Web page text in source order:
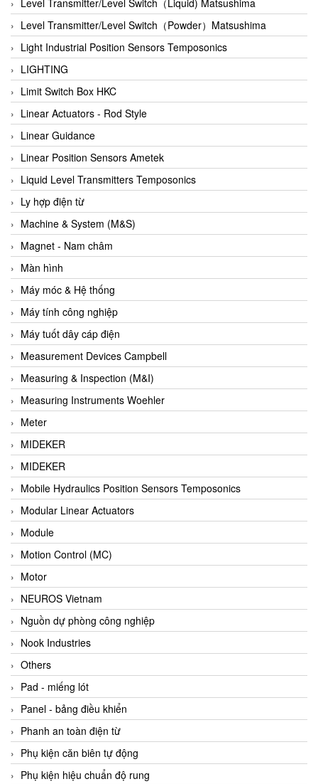
Autec
Auto Flow
Automatic valve
Aventics
Avproglobal
Axiomtek
AZBIL
B&C Electronics
B&R
Babcok wilcox
Baelz Automatic Vietnam
Bahr Modultechnik Vietnam
Balluff
BamBo Vietnam
Barel Vietnam
Barksdale
Bartec
Basco
Baumer
Baumuller Vietnam
Baykee
BBC Bircher Smart Access
BCS ITALY
BEA SENSORS
Beacon Extender
Beckhoff
Bedook
Bei Sensor
Beijer
Beinlich-pumps
Beka
BEKO
Belimo
Benetech Vietnam
Bently Nevada
Level Transmitter/Level Switch（Powder）Matsushima
Light Industrial Position Sensors Temposonics
LIGHTING
Limit Switch Box HKC
Linear Actuators - Rod Style
Linear Guidance
Linear Position Sensors Ametek
Liquid Level Transmitters Temposonics
Ly hợp điện từ
Machine & System (M&S)
Magnet - Nam châm
Màn hình
Máy móc & Hệ thống
Máy tính công nghiệp
Máy tuốt dây cáp điện
Measurement Devices Campbell
Measuring & Inspection (M&I)
Measuring Instruments Woehler
Meter
MIDEKER
MIDEKER
Mobile Hydraulics Position Sensors Temposonics
Modular Linear Actuators
Module
Motion Control (MC)
Motor
NEUROS Vietnam
Nguồn dự phòng công nghiệp
Nook Industries
Others
Pad - miếng lót
Panel - bảng điều khiển
Phanh an toàn điện từ
Phụ kiện căn biên tự động
Phụ kiện hiệu chuẩn độ rung